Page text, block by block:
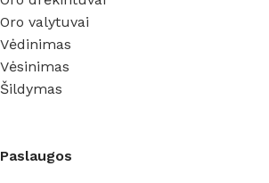
Oro valytuvai
Vėdinimas
Vėsinimas
Šildymas
Paslaugos